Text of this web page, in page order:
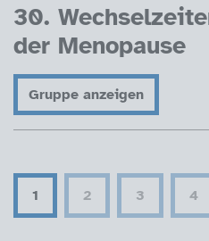
30.
der Menopause
Gruppe anzeigen
1 2 3 4